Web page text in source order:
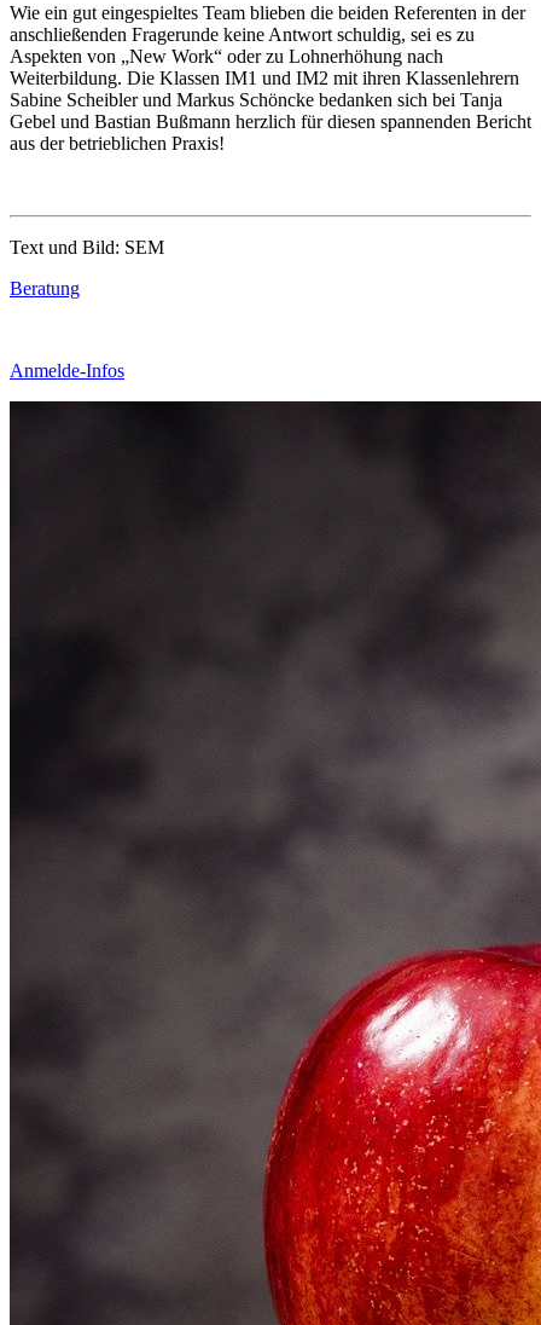
Wie ein gut eingespieltes Team blieben die beiden Referenten in der
anschließenden Fragerunde keine Antwort schuldig, sei es zu
Aspekten von „New Work“ oder zu Lohnerhöhung nach
Weiterbildung. Die Klassen IM1 und IM2 mit ihren Klassenlehrern
Sabine Scheibler und Markus Schöncke bedanken sich bei Tanja
Gebel und Bastian Bußmann herzlich für diesen spannenden Bericht
aus der betrieblichen Praxis!
Text und Bild: SEM
Beratung
Anmelde-Infos